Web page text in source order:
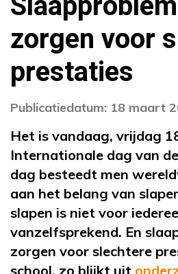
zorgen voor
prestaties
Publicatiedatum: 18 maart
Het is vandaag, vrijdag
Internationale dag van
dag besteedt men
aan het belang van
slapen is niet voor
vanzelfsprekend. En
zorgen voor slechtere
school, zo blijkt uit